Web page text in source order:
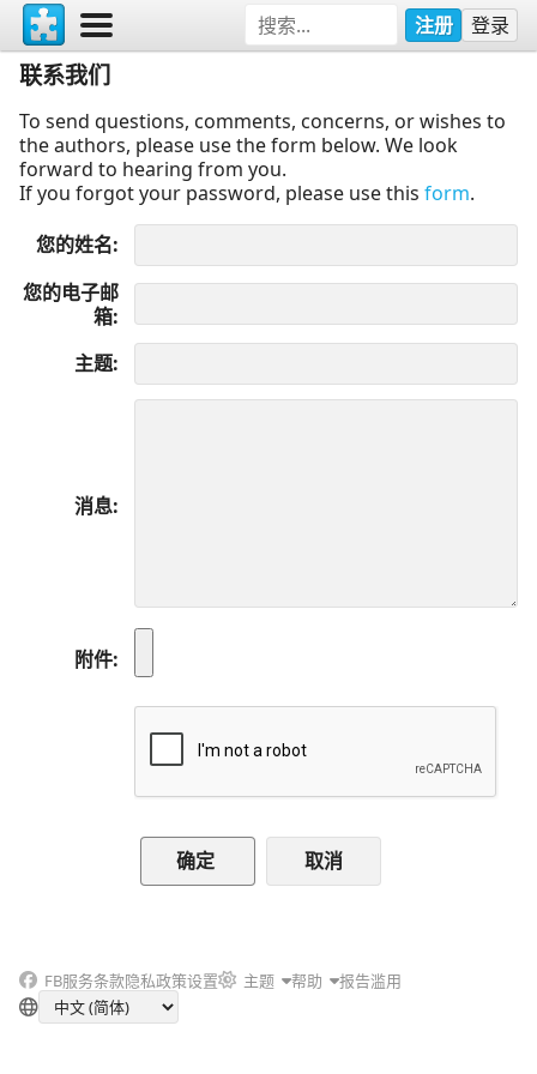
注册 登录
联系我们
To send questions, comments, concerns, or wishes to
the authors, please use the form below. We look
forward to hearing from you.
If you forgot your password, please use this form.
您的姓名
您的电子邮
箱
主题
消息
附件
取消
FB服务条款隐私政策设置 主题 帮助 报告滥用